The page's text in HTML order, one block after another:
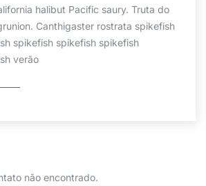
halibut Pacific saury. Truta do
Canthigaster rostrata spikefish
spikefish spikefish spikefish
verão
não encontrado.